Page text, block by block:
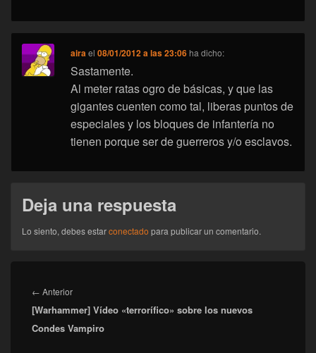
airael08/01/2012 a las 23:06 ha dicho:
Sastamente.
Al meter ratas ogro de básicas, y que las
gigantes cuenten como tal, liberas puntos de
especiales y los bloques de infantería no
tienen porque ser de guerreros y/o esclavos.
Deja una respuesta
Lo siento, debes estarconectado para publicar un comentario.
de
entradas
← AnteriorEntrada
anterior:
[Warhammer] Vídeo «terrorífico» sobre los nuevos
Condes Vampiro